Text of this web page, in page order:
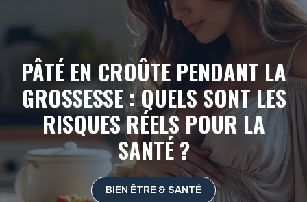
PÂTÉ EN CROÛTE PENDANT LA
GROSSESSE : QUELS SONT LES
RISQUES RÉELS POUR LA
SANTÉ ?
BIEN ÊTRE & SANTÉ